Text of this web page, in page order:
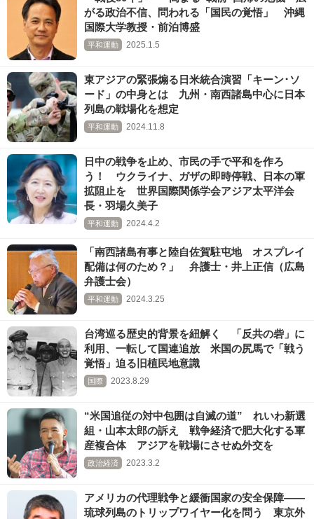
がる政治不信、問われる「国民の覚悟」 沖縄
国際大学教授・前泊博盛
平和運動 2025.1.5
東アジアの緊張煽る日米統合演習「キーン･ソ
ード」の中身とは 九州・南西諸島中心に日本
列島の戦場化を想定
平和運動 2024.11.8
日中の戦争を止め、市民の手で平和を作ろ
う！ ウクライナ、ガザの即時停戦、日本の軍
拡阻止を 世界国際関係学会アジア太平洋会
長・羽場久美子
平和運動 2024.4.2
「南西諸島有事と陸自佐賀駐屯地 オスプレイ
配備は何のため？」 弁護士・井上正信（広島
弁護士会）
平和運動 2024.3.25
台湾巡る歴史的背景を紐解く 「反共の砦」に
利用、一転して国連追放 米国の尻馬で「戦う
覚悟」迫る旧植民地意識
国際 2023.8.29
“米国追従の対中包囲は自滅の道” れいわ新選
組・山本太郎の訴え 戦争経済で肥大化する軍
産複合体 アジアを戦場にさせぬ外交を
政治経済 2023.3.2
アメリカの代理戦争と緩衝国家の安全保障――
琉球列島のトリップワイヤー化を問う 東京外